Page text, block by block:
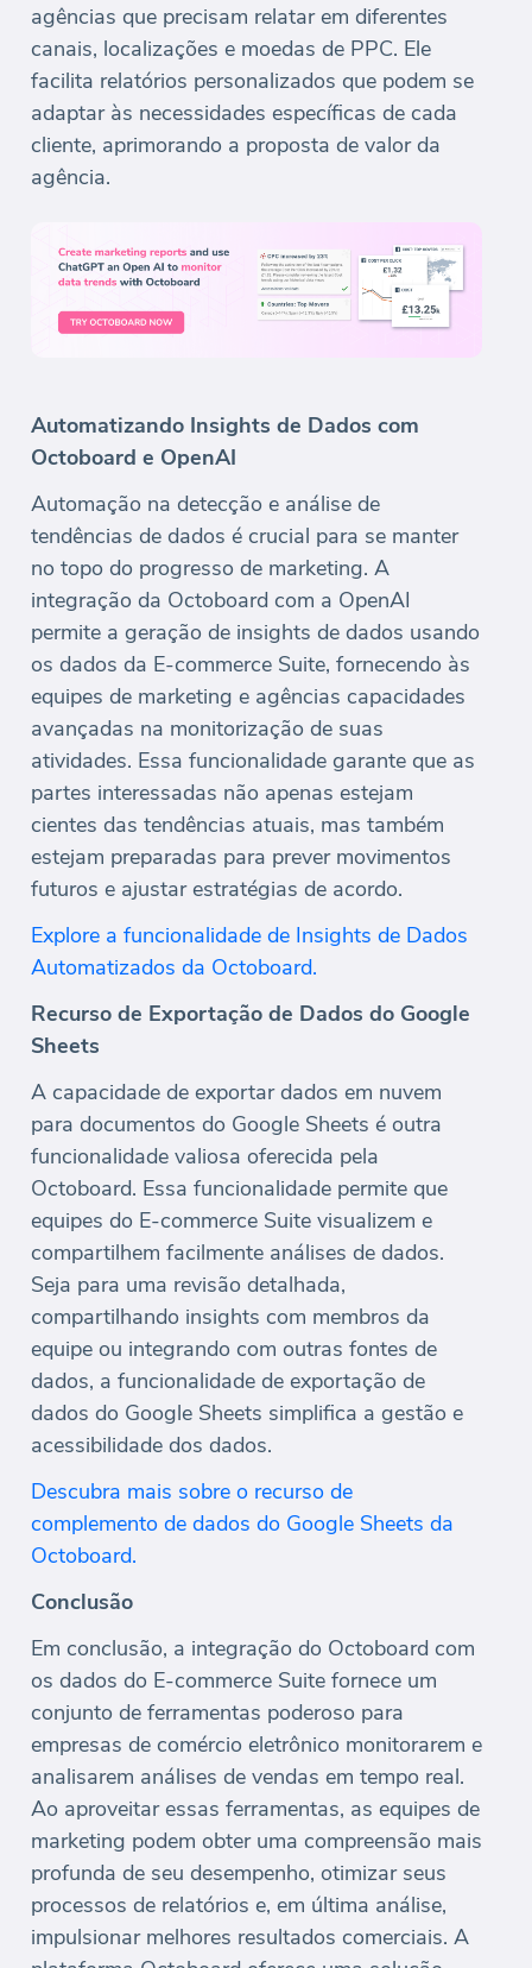
agências que precisam relatar em diferentes
canais, localizações e moedas de PPC. Ele
facilita relatórios personalizados que podem se
adaptar às necessidades específicas de cada
cliente, aprimorando a proposta de valor da
agência.
Automatizando Insights de Dados com
Octoboard e OpenAI
Automação na detecção e análise de
tendências de dados é crucial para se manter
no topo do progresso de marketing. A
integração da Octoboard com a OpenAI
permite a geração de insights de dados usando
os dados da E-commerce Suite, fornecendo às
equipes de marketing e agências capacidades
avançadas na monitorização de suas
atividades. Essa funcionalidade garante que as
partes interessadas não apenas estejam
cientes das tendências atuais, mas também
estejam preparadas para prever movimentos
futuros e ajustar estratégias de acordo.
Explore a funcionalidade de Insights de Dados
Automatizados da Octoboard.
Recurso de Exportação de Dados do Google
Sheets
A capacidade de exportar dados em nuvem
para documentos do Google Sheets é outra
funcionalidade valiosa oferecida pela
Octoboard. Essa funcionalidade permite que
equipes do E-commerce Suite visualizem e
compartilhem facilmente análises de dados.
Seja para uma revisão detalhada,
compartilhando insights com membros da
equipe ou integrando com outras fontes de
dados, a funcionalidade de exportação de
dados do Google Sheets simplifica a gestão e
acessibilidade dos dados.
Descubra mais sobre o recurso de
complemento de dados do Google Sheets da
Octoboard.
Conclusão
Em conclusão, a integração do Octoboard com
os dados do E-commerce Suite fornece um
conjunto de ferramentas poderoso para
empresas de comércio eletrônico monitorarem e
analisarem análises de vendas em tempo real.
Ao aproveitar essas ferramentas, as equipes de
marketing podem obter uma compreensão mais
profunda de seu desempenho, otimizar seus
processos de relatórios e, em última análise,
impulsionar melhores resultados comerciais. A